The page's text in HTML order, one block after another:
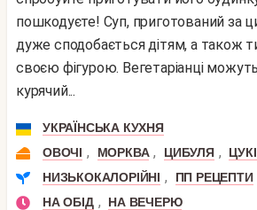
пошкодуєте! Суп, приготований за
дуже сподобається дітям, а також
своєю фігурою. Вегетаріанці
курячий...
УКРАЇНСЬКА КУХНЯ
ОВОЧІ , МОРКВА , ЦИБУЛЯ ,
НИЗЬКОКАЛОРІЙНІ ,
ПП РЕЦЕПТИ
НА ОБІД ,
НА ВЕЧЕРЮ